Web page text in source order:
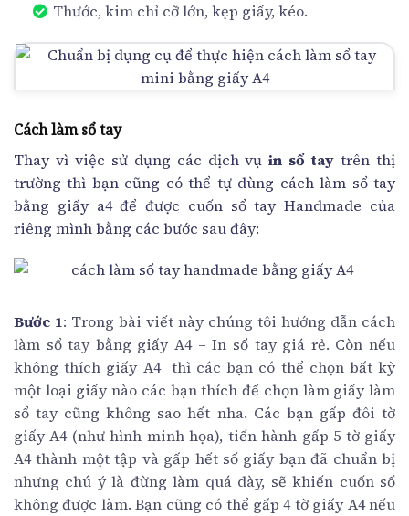
Thước, kim chỉ cỡ lớn, kẹp giấy, kéo.
Cách làm sổ tay
Thay vì việc sử dụng các dịch vụin sổ tay trên thị
trường thì bạn cũng có thể tự dùng cách làm sổ tay
bằng giấy a4 để được cuốn sổ tay Handmade của
riêng mình bằng các bước sau đây:
Bước 1: Trong bài viết này chúng tôi hướng dẫn cách
làm sổ tay bằng giấy A4 – In sổ tay giá rẻ. Còn nếu
không thích giấy A4 thì các bạn có thể chọn bất kỳ
một loại giấy nào các bạn thích để chọn làm giấy làm
sổ tay cũng không sao hết nha. Các bạn gấp đôi tờ
giấy A4 (như hình minh họa), tiến hành gấp 5 tờ giấy
A4 thành một tập và gấp hết số giấy bạn đã chuẩn bị
nhưng chú ý là đừng làm quá dày, sẽ khiến cuốn số
không được làm. Bạn cũng có thể gấp 4 tờ giấy A4 nếu